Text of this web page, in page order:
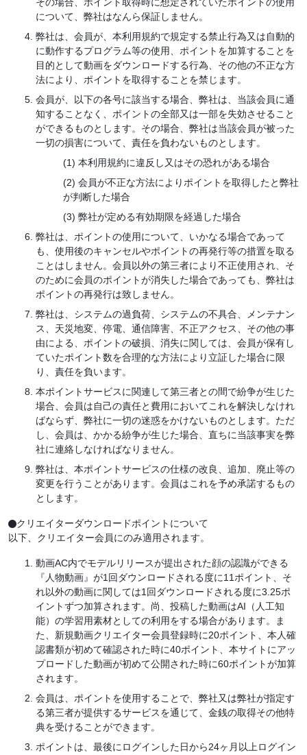
について、弊社はなんら保証しません。
弊社は、会員が、本利用規約で規定する禁止行為又は自動的
に動作するプログラム等の使用、ポイントを加算することを
目的として動画をダウンロードする行為、その他の不正な方
法により、ポイントを取得することを禁じます。
会員が、以下の各号に該当する場合、弊社は、当該会員に通
知することなく、ポイントの全部又は一部を失効させること
ができるものとします。その場合、弊社は当該会員が被った
一切の損害について、責任を負わないものとします。
本利用規約に違反し又はその恐れがある場合
会員が不正な方法によりポイントを取得したと弊社
が判断した場合
弊社が定める有効期限を経過した場合
弊社は、ポイントの使用について、いかなる場合であって
も、使用後のキャンセルやポイントの再発行等の措置を取る
ことはしません。会員以外の第三者により不正使用され、そ
のために会員のポイントが消失した場合であっても、弊社は
ポイントの再発行は致しません。
弊社は、システムの過負荷、システムの不具合、メンテナン
ス、天災地変、停電、通信障害、不正アクセス、その他の事
由による、ポイントの破損、消失に関しては、会員が保有し
ていたポイント数を合理的な方法により立証した場合に限
り、責任を負います。
本ポイントサービスに関連して第三者との間で紛争が生じた
場合、会員は自己の責任と費用においてこれを解決しなけれ
ばならず、弊社に一切の迷惑をかけないものとします。ただ
し、会員は、かかる紛争が生じた場合、直ちに当該事実を弊
社に連絡しなければなりません。
弊社は、本ポイントサービスの仕様の改良、追加、廃止等の
変更を行うことがあります。会員はこれを予め承諾するもの
とします。
クリエイターダウンロードポイントについて
以下、クリエイター会員にのみ適用されます。
動画AC内でモデルリリースが提出された顔の認識ができる
『人物動画』が1回ダウンロードされる度に11ポイント、そ
れ以外の動画に関しては1回ダウンロードされる度に3.25ポ
イントずつ加算されます。尚、投稿した動画はAI（人工知
能）の学習用素材としての利用をする場合があります。ま
た、新規動画クリエイター会員登録時に20ポイント、本人確
認書類が初めて確認された時に40ポイント、本サイトにアッ
プロードした動画が初めて公開された時に60ポイントが加算
されます。
会員は、ポイントを使用することで、弊社又は弊社が指定す
る第三者が提供するサービスを通じて、金銭の取得その他特
典を受けることができます。
ポイントは、最後にログインした日から24ヶ月以上ログイン